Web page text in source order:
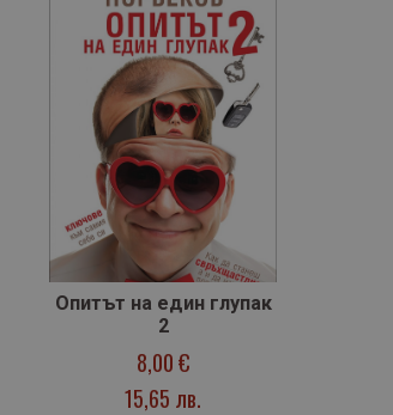
Опитът на един глупак
2
8,00 €
15,65 лв.